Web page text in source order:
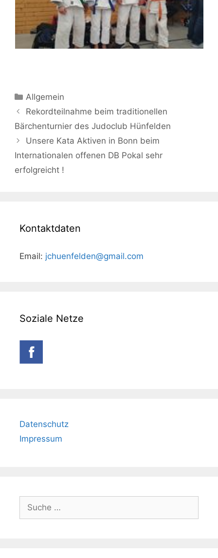
Kategorien
Allgemein
Beitrags-
Navigation
Rekordteilnahme beim traditionellen
Bärchenturnier des Judoclub Hünfelden
Unsere Kata Aktiven in Bonn beim
Internationalen offenen DB Pokal sehr
erfolgreicht !
Kontaktdaten
Email: jchuenfelden@gmail.com
Soziale Netze
Datenschutz
Impressum
Suche
nach: